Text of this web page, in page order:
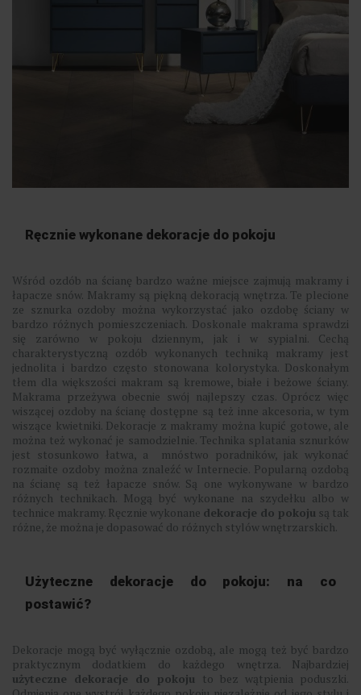
Ręcznie wykonane dekoracje do pokoju
Wśród ozdób na ścianę bardzo ważne miejsce zajmują makramy i
łapacze snów. Makramy są piękną dekoracją wnętrza. Te plecione
ze sznurka ozdoby można wykorzystać jako ozdobę ściany w
bardzo różnych pomieszczeniach. Doskonale makrama sprawdzi
się zarówno w pokoju dziennym, jak i w sypialni. Cechą
charakterystyczną ozdób wykonanych techniką makramy jest
jednolita i bardzo często stonowana kolorystyka. Doskonałym
tłem dla większości makram są kremowe, białe i beżowe ściany.
Makrama przeżywa obecnie swój najlepszy czas. Oprócz więc
wiszącej ozdoby na ścianę dostępne są też inne akcesoria, w tym
wiszące kwietniki. Dekoracje z makramy można kupić gotowe, ale
można też wykonać je samodzielnie. Technika splatania sznurków
jest stosunkowo łatwa, a mnóstwo poradników, jak wykonać
rozmaite ozdoby można znaleźć w Internecie. Popularną ozdobą
na ścianę są też łapacze snów. Są one wykonywane w bardzo
różnych technikach. Mogą być wykonane na szydełku albo w
technice makramy. Ręcznie wykonane dekoracje do pokoju są tak
różne, że można je dopasować do różnych stylów wnętrzarskich.
Użyteczne dekoracje do pokoju: na co
postawić?
Dekoracje mogą być wyłącznie ozdobą, ale mogą też być bardzo
praktycznym dodatkiem do każdego wnętrza. Najbardziej
użyteczne dekoracje do pokoju to bez wątpienia poduszki.